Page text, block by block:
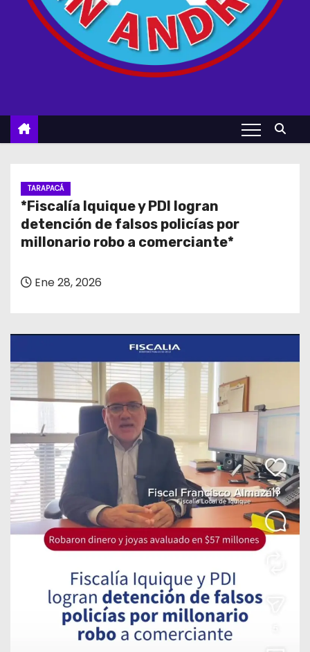
TARAPACÁ
*Fiscalía Iquique y PDI logran
detención de falsos policías por
millonario robo a comerciante*
Ene 28, 2026